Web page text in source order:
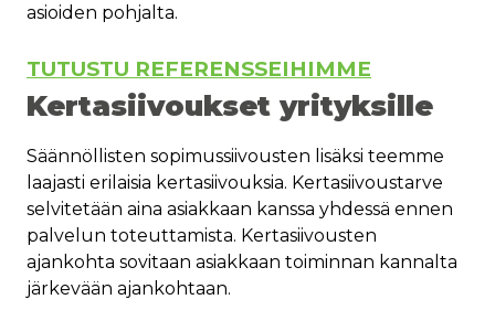
asioiden pohjalta.
TUTUSTU REFERENSSEIHIMME
Kertasiivoukset yrityksille
Säännöllisten sopimussiivousten lisäksi teemme
laajasti erilaisia kertasiivouksia. Kertasiivoustarve
selvitetään aina asiakkaan kanssa yhdessä ennen
palvelun toteuttamista. Kertasiivousten
ajankohta sovitaan asiakkaan toiminnan kannalta
järkevään ajankohtaan.